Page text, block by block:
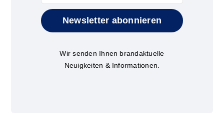
Newsletter abonnieren
Wir senden Ihnen brandaktuelle
Neuigkeiten & Informationen.